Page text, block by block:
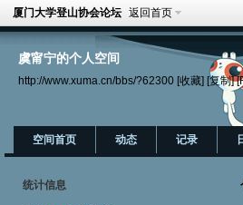
厦门大学登山协会论坛 返回首页
虞甯宁的个人空间
http://www.xuma.cn/bbs/?62300 [收藏] [复制]
空间首页 动态 记录
统计信息